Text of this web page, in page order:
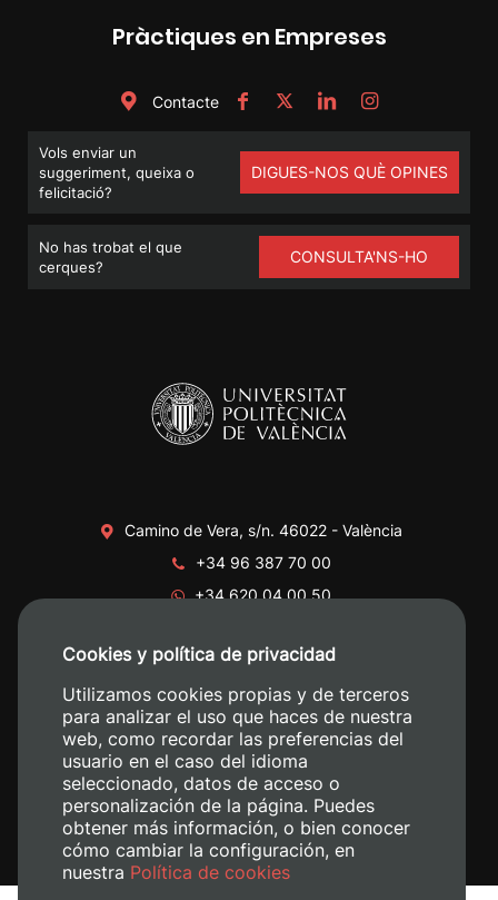
Pràctiques en Empreses
Contacte
Vols enviar un
suggeriment, queixa o
felicitació?
DIGUES-NOS QUÈ OPINES
No has trobat el que
cerques?
CONSULTA'NS-HO
Camino de Vera, s/n. 46022 - València
+34 96 387 70 00
+34 620 04 00 50
Cookies y política de privacidad
Utilizamos cookies propias y de terceros
para analizar el uso que haces de nuestra
web, como recordar las preferencias del
usuario en el caso del idioma
seleccionado, datos de acceso o
personalización de la página. Puedes
obtener más información, o bien conocer
cómo cambiar la configuración, en
nuestra Política de cookies